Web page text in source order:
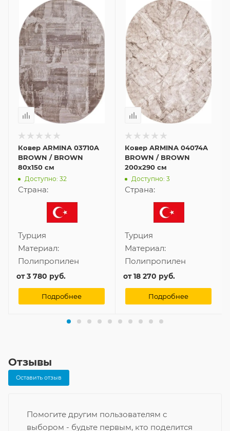
Ковер ARMINA 03710A
BROWN / BROWN
80x150 см
Доступно: 32
Страна:
Турция
Материал:
Полипропилен
от3 780 руб.
Подробнее
Ковер ARMINA 04074A
BROWN / BROWN
200x290 см
Доступно: 3
Страна:
Турция
Материал:
Полипропилен
от18 270 руб.
Подробнее
Отзывы
Оставить отзыв
Помогите другим пользователям с
выбором - будьте первым, кто поделится